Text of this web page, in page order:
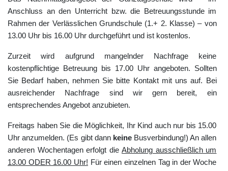
Anschluss an den Unterricht bzw. die Betreuungsstunde im
Rahmen der Verlässlichen Grundschule (1.+ 2. Klasse) – von
13.00 Uhr bis 16.00 Uhr durchgeführt und ist kostenlos.
Zurzeit wird aufgrund mangelnder Nachfrage
keine
kostenpflichtige
Betreuung bis 17.00 Uhr angeboten.
Sollten
Sie Bedarf haben, nehmen Sie bitte Kontakt mit uns auf.
Bei
ausreichender
Nachfrage sind wir gern bereit,
ein
entsprechendes Angebot anzubieten.
Freitags haben Sie die Möglichkeit, Ihr Kind auch nur bis 15.00
Uhr anzumelden. (Es gibt dann keine Busverbindung!) An allen
anderen Wochentagen erfolgt die Abholung ausschließlich um
13.00 ODER 16.00 Uhr! Für einen einzelnen Tag in der Woche